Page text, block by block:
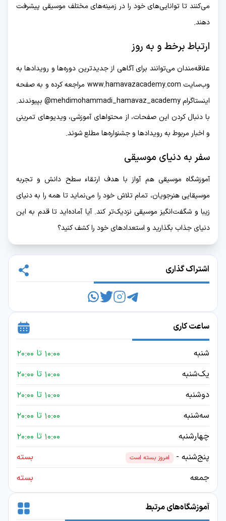
می‌کنند تا توانایی‌های خود را در زمینه‌های مختلف موسیقی پیشرفت
دهند.
ارتباط برخط و به روز
علاقه‌مندان می‌توانند برای آگاهی از جدیدترین دوره‌ها و رویدادها به
وب‌سایت www.hamavazacademy.com مراجعه کرده و به صفحه
اینستاگرام mehdimohammadi_hamavaz_academy@ بپیوندند.
با دنبال کردن این صفحات، از محتواهای آموزشی، ویدیوهای تمرینی
و اخبار مربوط به رویدادها و جشنواره‌ها مطلع شوند.
سفر به دنیای موسیقی
آموزشگاه موسیقی هم آواز با هدف ارتقاء سطح دانش و تجربه
موسیقایی هنرجویان، تمام تلاش خود را می‌نماید تا همه را به دنیای
زیبا و شگفت‌انگیز موسیقی نزدیک‌تر کند. آیا آماده‌اید تا قدم به این
دنیای جذاب بگذارید و استعدادهای خود را کشف کنید؟
اشتراک گذاری
ساعت کاری
شنبه
10:00 تا 20:00
یک‌شنبه
10:00 تا 20:00
دوشنبه
10:00 تا 20:00
سه‌شنبه
10:00 تا 20:00
چهارشنبه
10:00 تا 20:00
پنج‌شنبه -
امروز بسته است
بسته
جمعه
بسته
آموزشگاه‌های مرتبط